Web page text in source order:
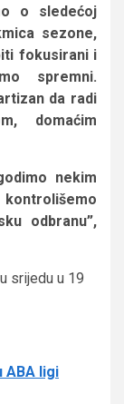
o sledećoj
sezone,
fokusirani i
spremni.
da radi
domaćim
nekim
odbranu”,
srijedu u 19
ABA ligi